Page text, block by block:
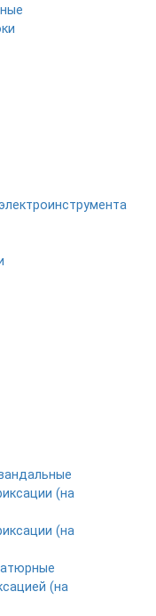
(на
(на
(на